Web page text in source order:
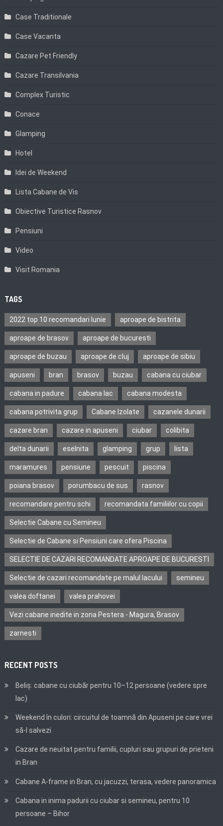
Case Traditionale
Case Vacanta
Cazare Pet Friendly
Cazare Transilvania
Complex Turistic
Conace
Glamping
Hotel
Idei de Weekend
Lista Cabane de Vis
Obiective Turistice Rasnov
Pensiuni
Video
Visit Romania
TAGS
2022 top 10 recomandari Iunie aproape de bistrita
aproape de brasov aproape de bucuresti
aproape de buzau aproape de cluj aproape de sibiu
apuseni bran brasov buzau cabana cu ciubar
cabana in padure cabana lac cabana modesta
cabana potrivita grup Cabane Izolate cazanele dunarii
cazare bran cazare in apuseni ciubar colibita
delta dunarii eselnita glamping grup lista
maramures pensiune pescuit piscina
poiana brasov porumbacu de sus rasnov
recomandare pentru schi recomandata familiilor cu copii
Selectie Cabane cu Semineu
Selectie de Cabane si Pensiuni care ofera Piscina
SELECTIE DE CAZARI RECOMANDATE APROAPE DE BUCURESTI
Selectie de cazari recomandate pe malul lacului semineu
valea doftanei valea prahovei
Vezi cabane inedite in zona Pestera - Magura, Brasov
zarnesti
RECENT POSTS
Beliș: cabane cu ciubăr pentru 10–12 persoane (vedere spre
lac)
Weekend în culori: circuitul de toamnă din Apuseni pe care vrei
să-l salvezi
Cazare de neuitat pentru familii, cupluri sau grupuri de prieteni
in Bran
Cabane A-frame in Bran, cu jacuzzi, terasa, vedere panoramica
Cabana in inima padurii cu ciubar si semineu, pentru 10
persoane – Bihor